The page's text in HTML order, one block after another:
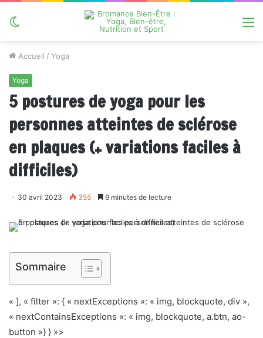
Accueil / Yoga
Yoga
5 postures de yoga pour les
personnes atteintes de sclérose
en plaques (+ variations faciles à
difficiles)
30 avril 2023 355 9 minutes de lecture
Sommaire
« ], « filter »: { « nextExceptions »: « img, blockquote, div »,
« nextContainsExceptions »: « img, blockquote, a.btn, ao-
button »} } »>